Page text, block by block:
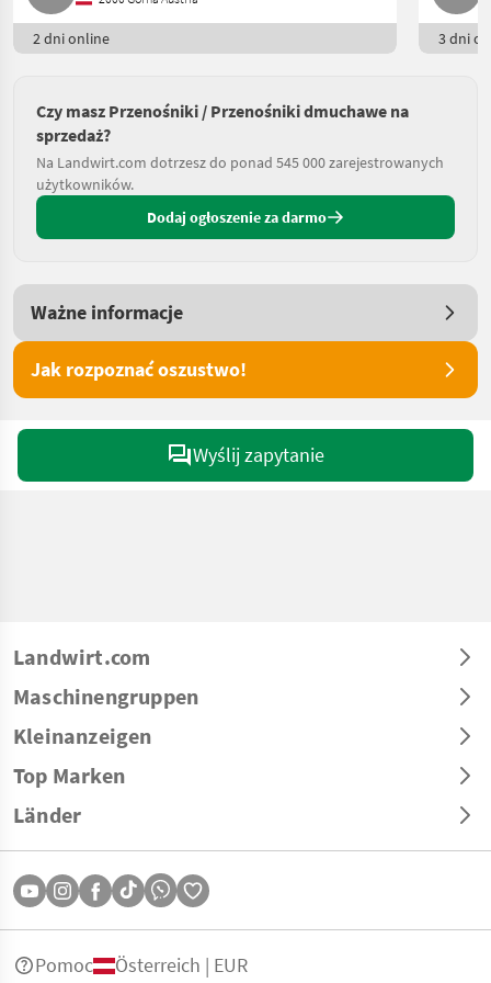
2 dni online 3 dni
Czy masz Przenośniki / Przenośniki dmuchawe na
sprzedaż?
Na Landwirt.com dotrzesz do ponad 545 000 zarejestrowanych
użytkowników.
Dodaj ogłoszenie za darmo
Ważne informacje
Jak rozpoznać oszustwo!
Wyślij zapytanie
Landwirt.com
Maschinengruppen
Kleinanzeigen
Top Marken
Länder
Pomoc Österreich | EUR